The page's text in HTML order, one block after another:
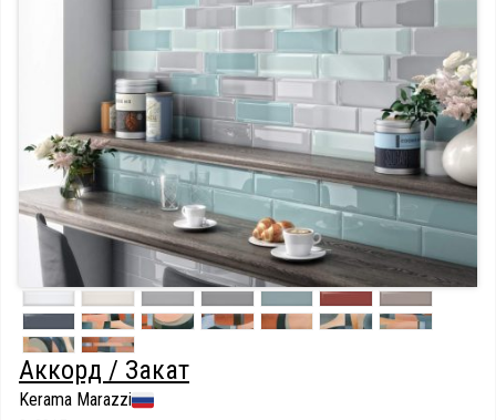
Аккорд / Закат
Kerama Marazzi